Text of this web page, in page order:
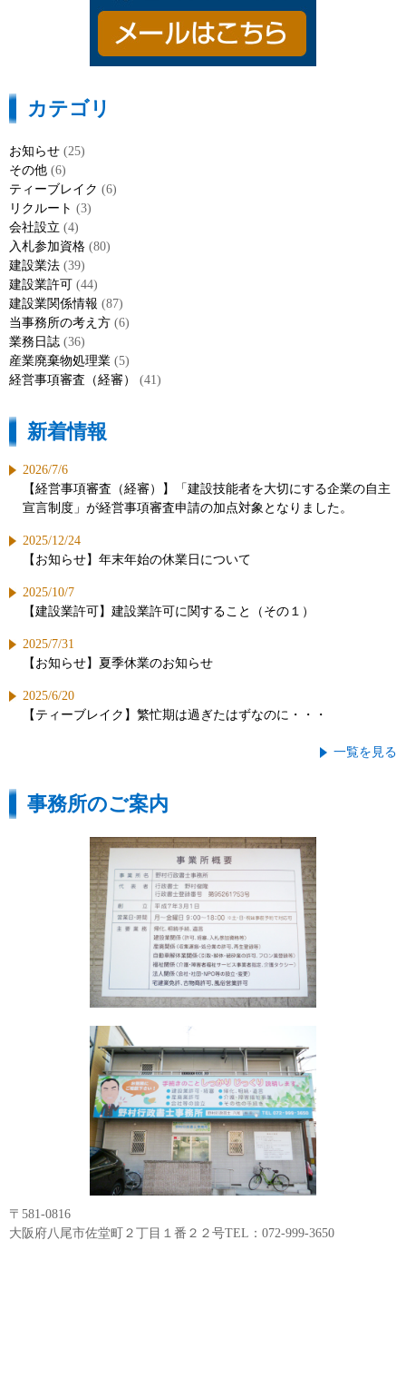
カテゴリ
お知らせ (25)
その他 (6)
ティーブレイク (6)
リクルート (3)
会社設立 (4)
入札参加資格 (80)
建設業法 (39)
建設業許可 (44)
建設業関係情報 (87)
当事務所の考え方 (6)
業務日誌 (36)
産業廃棄物処理業 (5)
経営事項審査（経審）
(41)
新着情報
2026/7/6
【経営事項審査（経審）】「建設技能者を大切にする企業の自主
宣言制度」が経営事項審査申請の加点対象となりました。
2025/12/24
【お知らせ】年末年始の休業日について
2025/10/7
【建設業許可】建設業許可に関すること（その１）
2025/7/31
【お知らせ】夏季休業のお知らせ
2025/6/20
【ティーブレイク】繁忙期は過ぎたはずなのに・・・
一覧を見る
事務所のご案内
〒581-0816
大阪府八尾市佐堂町２丁目１番２２号TEL：072-999-3650